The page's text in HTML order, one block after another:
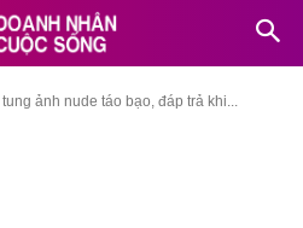
ảnh nude táo bạo, đáp trả khi...